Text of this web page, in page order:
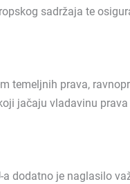
sadržaja te
temeljnih prava,
jačaju vladavinu
dodatno je naglasilo